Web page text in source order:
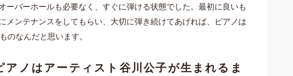
ーバーホールも必要なく、すぐに弾ける状態でした。最初に良いも
メンテナンスをしてもらい、 大切に弾き続けてあげれば、ピアノは
のなんだと思います。
ノはアーティスト谷川公子が生まれるま